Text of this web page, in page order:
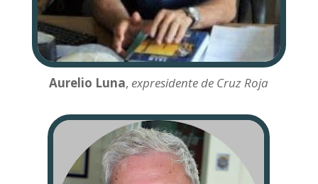
Aurelio Luna, expresidente de Cruz Roja